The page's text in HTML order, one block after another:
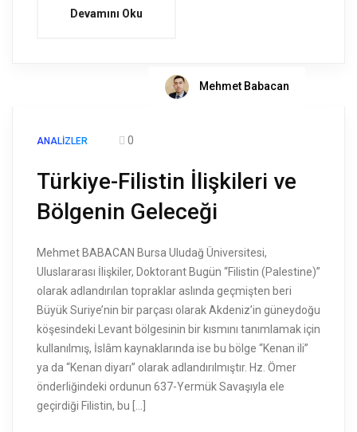
Devamını Oku
Mehmet Babacan
ANALIZLER 0
Türkiye-Filistin İlişkileri ve
Bölgenin Geleceği
Mehmet BABACAN Bursa Uludağ Üniversitesi,
Uluslararası İlişkiler, Doktorant Bugün “Filistin (Palestine)”
olarak adlandırılan topraklar aslında geçmişten beri
Büyük Suriye’nin bir parçası olarak Akdeniz’in güneydoğu
köşesindeki Levant bölgesinin bir kısmını tanımlamak için
kullanılmış, İslâm kaynaklarında ise bu bölge “Kenan ili”
ya da “Kenan diyarı” olarak adlandırılmıştır. Hz. Ömer
önderliğindeki ordunun 637-Yermük Savaşıyla ele
geçirdiği Filistin, bu […]